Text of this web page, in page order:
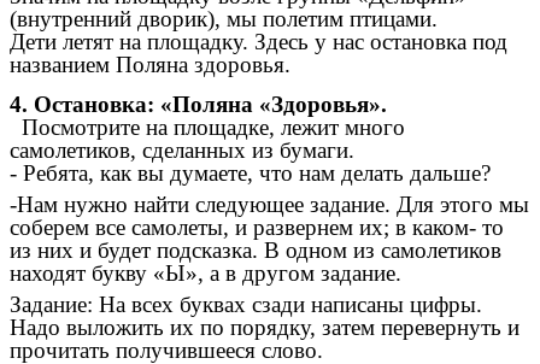
(внутренний дворик), мы полетим птицами.
Дети летят на площадку. Здесь у нас остановка под
названием Поляна здоровья.
4. Остановка: «Поляна «Здоровья».
Посмотрите на площадке, лежит много
самолетиков, сделанных из бумаги.
- Ребята, как вы думаете, что нам делать дальше?
-Нам нужно найти следующее задание. Для этого мы
соберем все самолеты, и развернем их; в каком- то
из них и будет подсказка. В одном из самолетиков
находят букву «Ы», а в другом задание.
Задание: На всех буквах сзади написаны цифры.
Надо выложить их по порядку, затем перевернуть и
прочитать получившееся слово.